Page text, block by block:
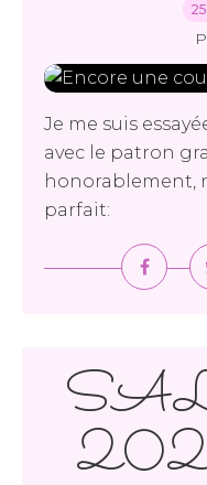
Je me suis
avec le patron
honorablement,
parfait:
SAL